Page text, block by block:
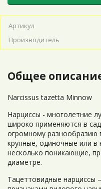
Артикул
Производитель
Общее
Narcissus tazetta Minnow
Нарциссы - многолетние
широко применяются в
огромному разнообразию
крупные, одиночные или в
несколько поникающие,
диаметре.
Тацеттовидные нарциссы